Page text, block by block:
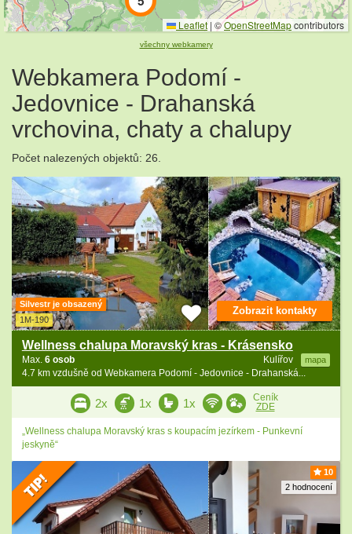
Leaflet | ©OpenStreetMapcontributors
všechny webkamery
Webkamera Podomí -
Jedovnice - Drahanská
vrchovina, chaty a chalupy
Počet nalezených objektů: 26.
Silvestr je obsazený
1M-190
Wellness chalupa Moravský kras - Krásensko
Kulířov mapa
Max. 6 osob
4.7 km vzdušně od Webkamera Podomí - Jedovnice - Drahanská...
Zobrazit kontakty
2x 1x 1x
Ceník
ZDE
„Wellness chalupa Moravský kras s koupacím jezírkem - Punkevní
jeskyně“
10
2 hodnocení